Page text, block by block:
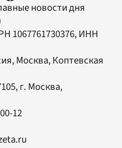
новости дня
1067761730376, ИНН
Москва, Коптевская
, г. Москва,
12